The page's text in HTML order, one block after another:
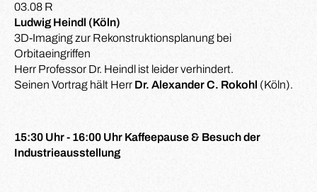
03.08 R
Ludwig Heindl (Köln)
3D-Imaging zur Rekonstruktionsplanung bei
Orbitaeingriffen
Herr Professor Dr. Heindl ist leider verhindert.
Seinen Vortrag hält Herr Dr. Alexander C. Rokohl (Köln).
15:30 Uhr - 16:00 Uhr Kaffeepause & Besuch der
Industrieausstellung